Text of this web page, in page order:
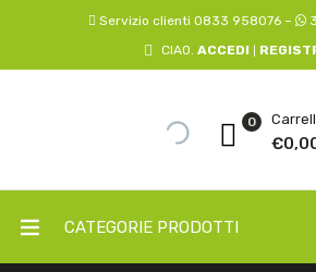
Servizio clienti 0833 958076 –
CIAO. ACCEDI
€
0
CATEGORIE PRODOTTI